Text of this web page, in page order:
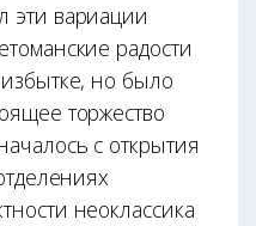
эти вариации
радости
но было
торжество
с открытия
неоклассика